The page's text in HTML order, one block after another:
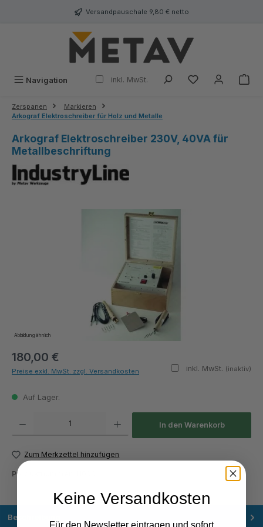
Versandpauschale 9,80 € netto
Navigation inkl. MwSt.
Zerspanen
Markieren
Arkograf Elektroschreiber für Holz und Metalle
Arkograf Elektroschreiber 230V, 40VA für
Metallbeschriftung
Abbildung ähnlich
180,00 €
inkl. MwSt. (inaktiv)
Preise exkl. MwSt. zzgl. Versandkosten
Auf Lager.
In den Warenkorb
Zum Merkzettel hinzufügen
Produktnummer:
Beschreibung
Keine Versandkosten